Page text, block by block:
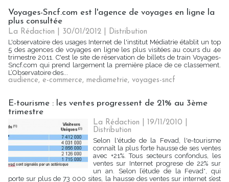
Voyages-Sncf.com est l'agence de voyages en ligne la
plus consultée
La Rédaction | 30/01/2012
Distribution
L'observatoire des usages Internet de l'institut Médiatrie établit un top
5 des agences de voyages en ligne les plus visitées au cours du 4e
trimestre 2011. C'est le site de réservation de billets de train Voyages-
Sncf.com qui prend largement la première place de ce classement.
L’Observatoire des...
audience, e-commerce, mediametrie, voyages-sncf
E-tourisme : les ventes progressent de 21% au 3ème
trimestre
La Rédaction | 19/11/2010
Distribution
Selon l'étude de la Fevad, l'e-tourisme
connaît la plus forte hausse de ses ventes
avec +21%. Tous secteurs confondus, les
ventes sur Internet progrese de 22% sur
un an. Selon l’étude de la Fevad*, qui
porte sur plus de 73 000 sites, la hausse des ventes sur internet s’est